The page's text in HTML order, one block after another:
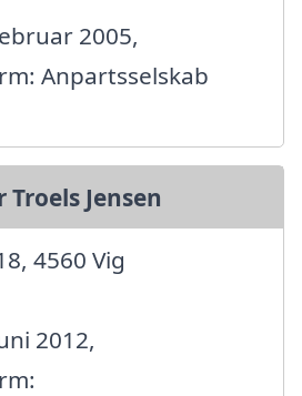
2005,
Anpartsselskab
Jensen
4560 Vig
2012,